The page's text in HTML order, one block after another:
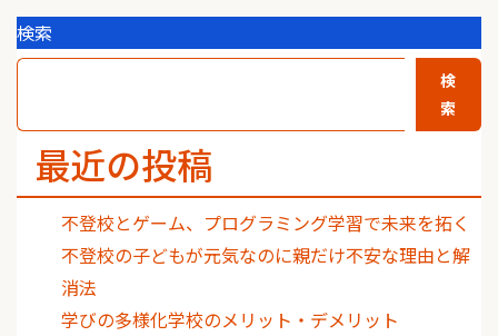
検索
検
索
最近の投稿
不登校とゲーム、プログラミング学習で未来を拓く
不登校の子どもが元気なのに親だけ不安な理由と解
消法
学びの多様化学校のメリット・デメリット